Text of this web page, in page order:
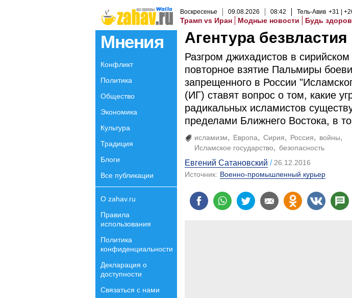
Воскресенье 09.08.2026 08:42 Тель-Авив +31
Трамп vs Иран Модные новости Будь здоров
Мнения
Конфликт
Политика
Общество
Экономика
Культура
Традиция
Блоги
Все публикации
О zahav.ru
Правила
использования
Политика
конфиденциальности
Декларация о
доступности
Связаться с нами
Агентура безвластия
Разгром джихадистов в
повторное взятие Пальмиры
запрещенного в России
(ИГ) ставят вопрос о том, какие
радикальных исламистов
пределами Ближнего Востока, в
исламизм Европа Сирия Россия
войны
Исламское государство
безопасность
Евгений Сатановский
26.12.2016
Источник: Военно-промышленный курьер